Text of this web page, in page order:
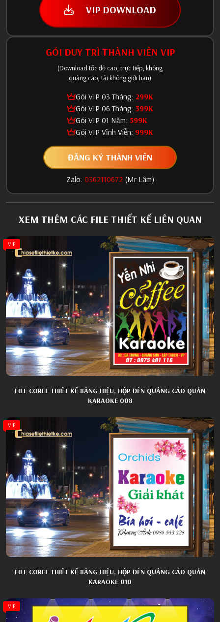
VIP DOWNLOAD
GÓI DUY TRÌ THÀNH VIÊN VIP
(Download tốc độ cao, trực tiếp, không
quảng cáo, tải không giới hạn)
Gói VIP 03 Tháng: 299K
Gói VIP 06 Tháng: 399K
Gói VIP 01 Năm: 599K
Gói VIP Vĩnh Viễn: 999K
ĐĂNG KÝ THÀNH VIÊN
Zalo: 0362110672 (Mr Lâm)
XEM THÊM CÁC FILE THIẾT KẾ LIÊN QUAN
VIP
FILE COREL THIẾT KẾ BẢNG HIỆU, HỘP ĐÈN QUẢNG CÁO QUÁN
KARAOKE 008
VIP
FILE COREL THIẾT KẾ BẢNG HIỆU, HỘP ĐÈN QUẢNG CÁO QUÁN
KARAOKE 010
VIP